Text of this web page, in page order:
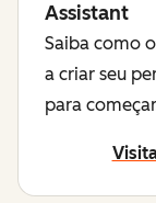
Assistant
Saiba como
a criar seu
para